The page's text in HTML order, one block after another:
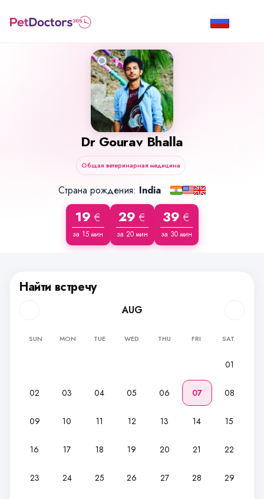
Dr Gourav Bhalla
Общая ветеринарная медицина
Страна рождения: India
19 €
за 15 мин
29 €
за 20 мин
39 €
за 30 мин
Найти встречу
AUG
SUN MON TUE WED THU FRI SAT
01
02 03 04 05 06 07 08
09 10 11 12 13 14 15
16 17 18 19 20 21 22
23 24 25 26 27 28 29